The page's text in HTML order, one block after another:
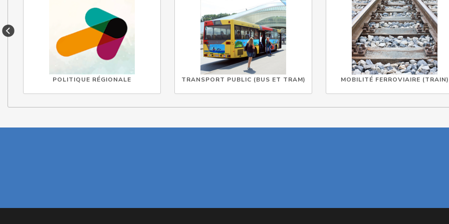
POLITIQUE RÉGIONALE TRANSPORT PUBLIC (BUS ET TRAM) MOBILITÉ FERROVIAIRE (TRAIN)